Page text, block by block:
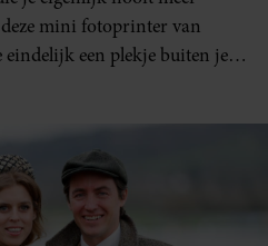
mini fotoprinter van
eindelijk een plekje buiten je